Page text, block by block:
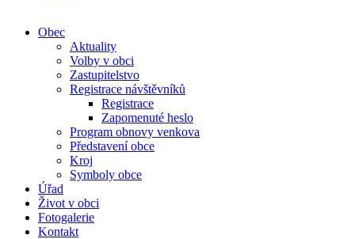
Obec
Aktuality
Volby v obci
Zastupitelstvo
Registrace návštěvníků
Registrace
Zapomenuté heslo
Program obnovy venkova
Představení obce
Kroj
Symboly obce
Úřad
Život v obci
Fotogalerie
Kontakt